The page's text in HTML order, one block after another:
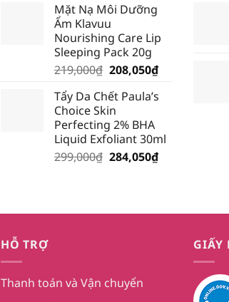
là:
195,000₫.
185,250₫.
Mặt Nạ Môi Dưỡng
Ẩm Klavuu
Nourishing Care Lip
Sleeping Pack 20g
219,000₫ Giá
là:
219,000₫.
208,050₫Giá
tại
Tẩy Da Chết Paula’s
Choice Skin
Perfecting 2% BHA
Liquid Exfoliant 30ml
299,000₫ Giá
284,050₫Giá
284,050₫.
HỖ TRỢ
Thanh toán và Vận chuyển
GIẤY